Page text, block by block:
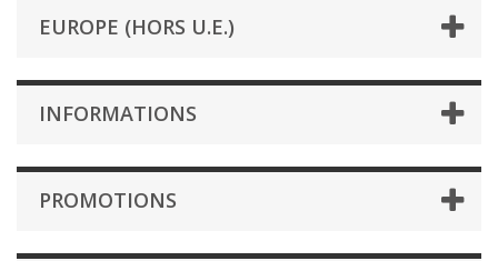
EUROPE (HORS U.E.)
INFORMATIONS
PROMOTIONS